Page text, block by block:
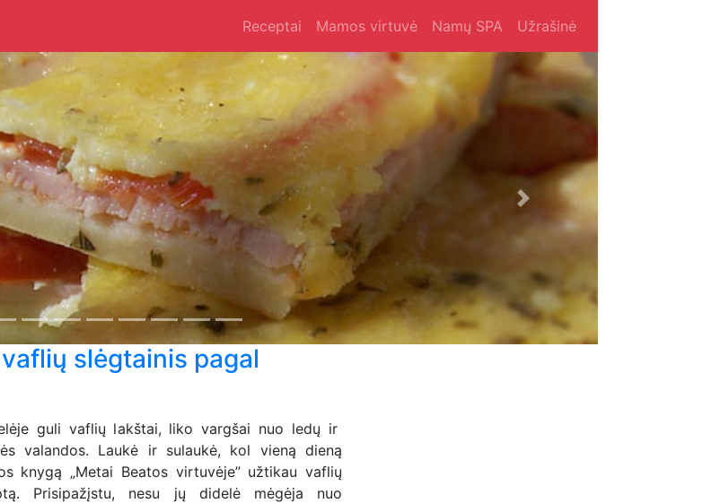
Receptai Mamos virtuvė Namų SPA Užrašinė
Next
slėgtainis pagal
guli vaflių lakštai, liko vargšai nuo ledų ir
valandos. Laukė ir sulaukė, kol vieną dieną
knygą „Metai Beatos virtuvėje” užtikau vaflių
Prisipažįstu, nesu jų didelė mėgėja nuo